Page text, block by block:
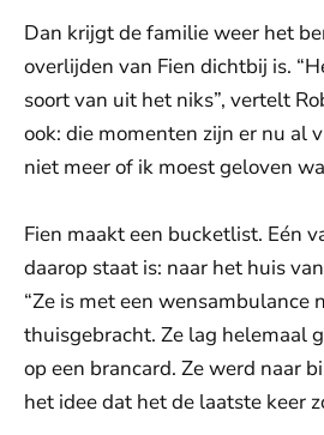
Dan krijgt de familie weer het
overlijden van Fien dichtbij is.
soort van uit het niks”, vertelt
ook: die momenten zijn er nu al
niet meer of ik moest geloven
Fien maakt een bucketlist. Eén
daarop staat is: naar het huis
“Ze is met een wensambulance
thuisgebracht. Ze lag helemaal
op een brancard. Ze werd naar
het idee dat het de laatste keer